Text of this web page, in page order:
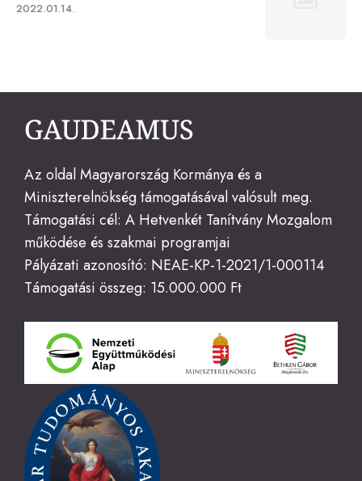
Published
2022.01.14.
Az oldal Magyarország Kormánya és a
Miniszterelnökség támogatásával valósult meg.
Támogatási cél: A Hetvenkét Tanítvány Mozgalom
működése és szakmai programjai
Pályázati azonosító: NEAE-KP-1-2021/1-000114
Támogatási összeg: 15.000.000 Ft